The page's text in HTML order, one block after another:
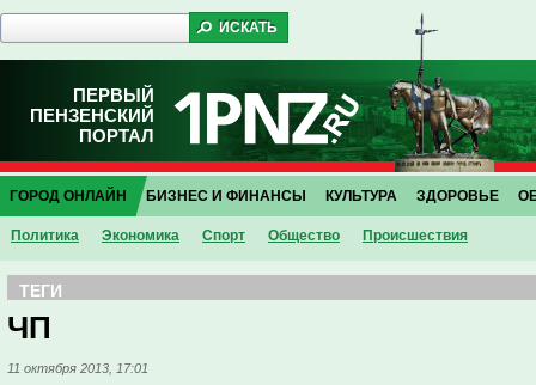
ПЕРВЫЙ
ПЕНЗЕНСКИЙ
ПОРТАЛ
ГОРОД ОНЛАЙН
Политика Экономика Спорт Общество Проиcшествия
БИЗНЕС И ФИНАНСЫ КУЛЬТУРА ЗДОРОВЬЕ
ТЕГИ
ЧП
11 октября 2013, 17:01